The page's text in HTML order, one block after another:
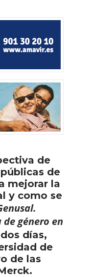
de
de
mejorar la
y como se
género en
días,
de
de las